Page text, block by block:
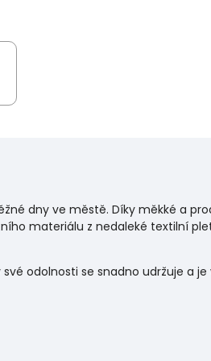
dny ve městě. Díky měkké a
materiálu z nedaleké textilní
odolnosti se snadno udržuje a